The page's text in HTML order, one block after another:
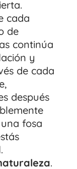
cada
de
continúa
y
de cada
después
fosa
.